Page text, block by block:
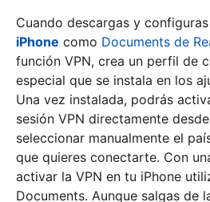
Cuando descargas y
iPhone como Documents de
función VPN, crea un perfil de
especial que se instala en los
Una vez instalada, podrás
sesión VPN directamente
seleccionar manualmente el
que quieres conectarte. Con
activar la VPN en tu iPhone
Documents. Aunque salgas de